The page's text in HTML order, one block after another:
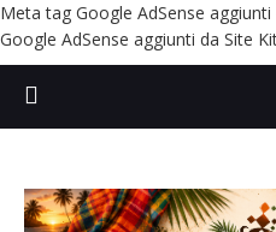
Meta tag Google AdSense
Google AdSense aggiunti da Site